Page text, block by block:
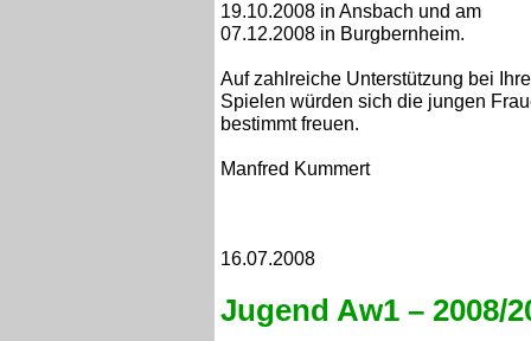
19.10.2008 in Ansbach und am
07.12.2008 in Burgbernheim.
Auf zahlreiche Unterstützung bei
Spielen würden sich die jungen
bestimmt freuen.
Manfred Kummert
16.07.2008
Jugend Aw1 – 2008/